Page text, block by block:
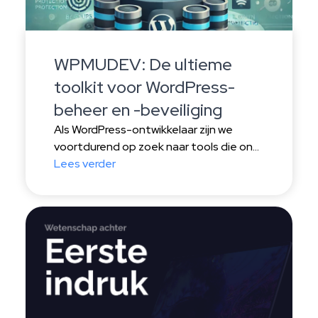
WPMUDEV: De ultieme
toolkit voor WordPress-
beheer en -beveiliging
Als WordPress-ontwikkelaar zijn we
voortdurend op zoek naar tools die ons
helpen bij het efficiënt beheren en
werkzaamheden. In deze blog delen we
waarom WPMUDEV een essentieel
onderdeel is geworden van onze
WordPress-toolkit. Centraal dashboard:
Alles onder controle Een van […]
Lees verder